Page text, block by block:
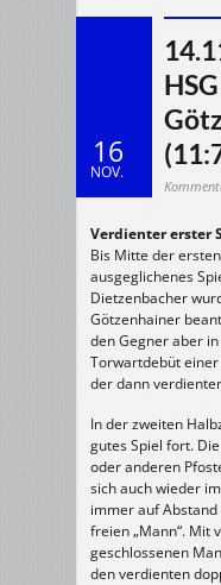
16
NOV.
Verdienter erster
Bis Mitte der
ausgeglichenes
Dietzenbacher
Götzenhainer
den Gegner aber
Torwartdebüt
der dann
In der zweiten
gutes Spiel fort.
oder anderen
sich auch wieder
immer auf
freien „Mann“. Mit
geschlossenen
den verdienten